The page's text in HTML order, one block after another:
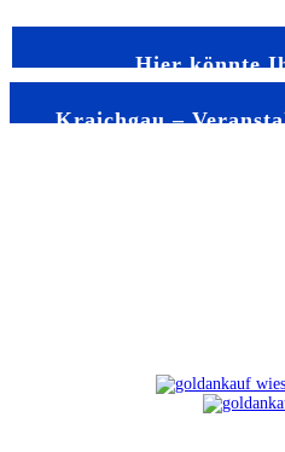
Hier könnte
Kraichgau –